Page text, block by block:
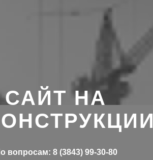
САЙТ НА
вопросам: 8 (3843) 99-30-80